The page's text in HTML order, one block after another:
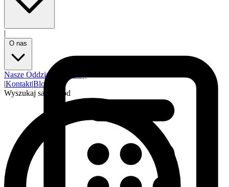
|
Nasze Oddziały
|Kontakt|Blog
Wyszukaj samochód